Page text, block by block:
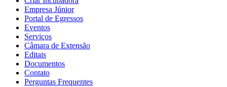
Empresa Júnior
Portal de Egressos
Eventos
Serviços
Câmara de Extensão
Editais
Documentos
Contato
Perguntas Frequentes